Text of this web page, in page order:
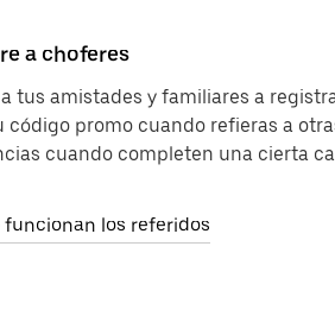
a choferes
tus amistades y familiares a
código promo cuando refieras a
cuando completen una cierta
funcionan los referidos